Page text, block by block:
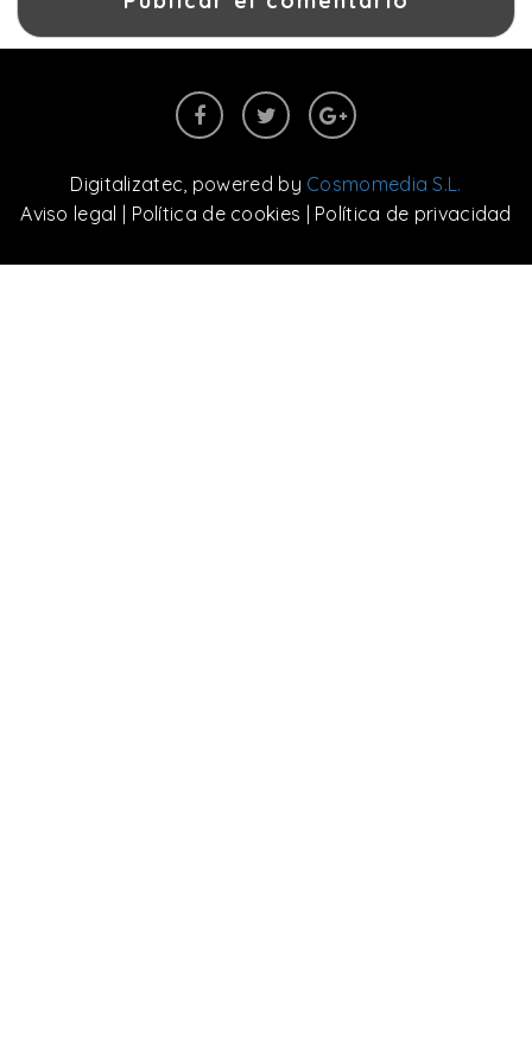
Digitalizatec , powered by Cosmomedia S.L.
Aviso legal | Política de cookies | Política de privacidad